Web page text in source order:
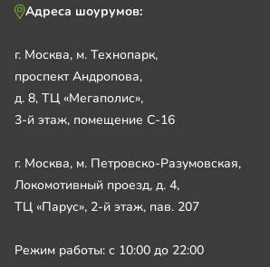
Адреса шоурумов:
г. Москва, м. Технопарк,
проспект Андропова,
д. 8, ТЦ «Мегаполис»,
3-й этаж, помещение С-16
г. Москва, м. Петровско-Разумовская,
Локомотивный проезд, д. 4,
ТЦ «Парус», 2-й этаж, пав. 207
Режим работы: с 10:00 до 22:00